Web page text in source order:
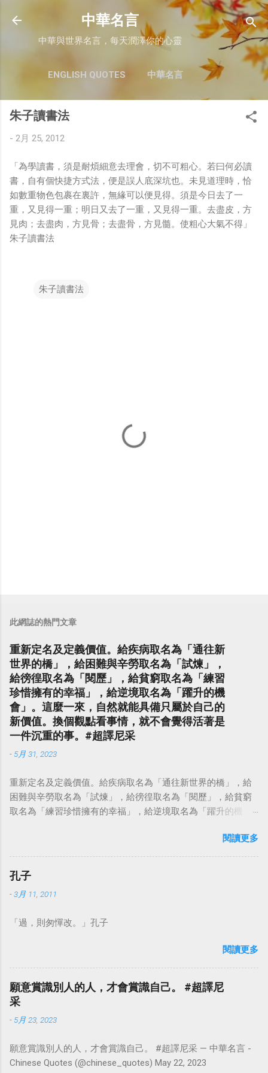
跳至主要內容
中華名言
中華與世界名言，每天潤澤你的心靈
ENGLISH QUOTES 中華名言
朱子讀書法
- 2月 25, 2012
「為學讀書，須是耐煩細意去理會，切不可粗心。若曰何必讀
書，自有個快捷方式法，便是誤人底深坑也。未見道理時，恰
如數重物色包裹在裏許，無緣可以便見得。須是今日去了一
重，又見得一重；明日又去了一重，又見得一重。去盡皮，方
見肉；去盡肉，方見骨；去盡骨，方見髓。使粗心大氣不得」
朱子讀書法
朱子讀書法
此網誌的熱門文章
重新定名及定義價值。給疾病取名為「通往新
世界的橋」，給困難與辛勞取名為「試煉」，
給徬徨取名為「閱歷」，給貧窮取名為「練習
珍惜擁有的幸福」，給逆境取名為「躍升的機
會」。這麼一來，自然就能具備只屬於自己的
新價值。換個觀點看事情，就不會覺得活著是
一件沉重的事。#超譯尼采
- 5月 31, 2023
重新定名及定義價值。給疾病取名為「通往新世界的橋」，給
困難與辛勞取名為「試煉」，給徬徨取名為「閱歷」，給貧窮
取名為「練習珍惜擁有的幸福」，給逆境取名為「躍升的機
點看事情，就不會覺得活著是一件沉重的事。#超譯尼采 — 中
華名言 - Chinese Quotes (@chinese_quotes) May 23, 2023
閱讀更多
孔子
-3月 11, 2011
「過，則匆憚改。」孔子
閱讀更多
願意賞識別人的人，才會賞識自己。 #超譯尼
采
- 5月 23, 2023
願意賞識別人的人，才會賞識自己。 #超譯尼采 — 中華名言 -
Chinese Quotes (@chinese_quotes) May 22, 2023